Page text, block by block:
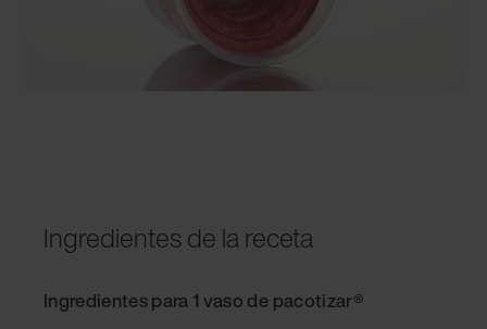
Ingredientes de la receta
Ingredientes para 1 vaso de pacotizar®